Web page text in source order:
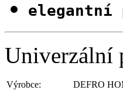
elegantní
Univerzální
Výrobce:
DEFRO